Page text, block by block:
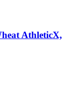
AthleticX,